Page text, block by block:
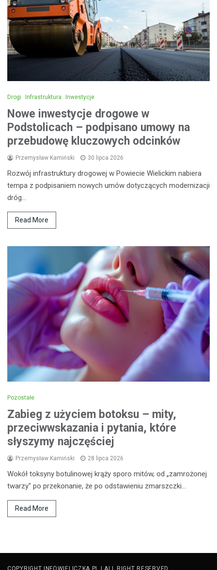
Drogi Infrastruktura Inwestycje
Nowe inwestycje drogowe w
Podstolicach – podpisano umowy na
przebudowę kluczowych odcinków
Przemysław Kamiński 30 lipca 2026
Rozwój infrastruktury drogowej w Powiecie Wielickim nabiera
tempa z podpisaniem nowych umów dotyczących modernizacji
dróg…
Read More
Pozostałe
Zabieg z użyciem botoksu – mity,
przeciwwskazania i pytania, które
słyszymy najczęściej
Przemysław Kamiński 28 lipca 2026
Wokół toksyny botulinowej krąży sporo mitów, od „zamrożonej
twarzy" po przekonanie, że po odstawieniu zmarszczki…
Read More
COPYRIGHT INFOWIELICZKA.PL | ALL RIGHT RESERVED